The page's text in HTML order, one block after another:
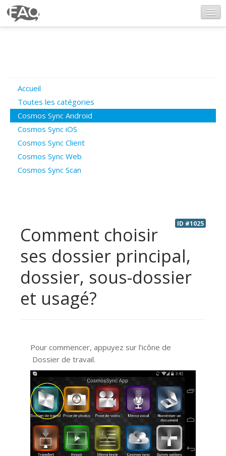
Poser une question
Questions ouvertes
Connexion
Accueil
Toutes les catégories
Cosmos Sync Android
Cosmos Sync iOS
Cosmos Sync Client
Cosmos Sync Web
Cosmos Sync Scan
ID #1025
Comment choisir
ses dossier principal,
dossier, sous-dossier
et usagé?
Pour commencer, appuyez sur l’icône de
Dossier de travail.